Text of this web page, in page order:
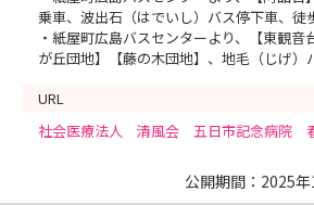
乗車、波出石（はでいし）バス停下車、徒
・紙屋町広島バスセンターより、【東観
が丘団地】【藤の木団地】、地毛（じげ）
URL
社会医療法人 清風会 五日市記念病院
公開期間：2025